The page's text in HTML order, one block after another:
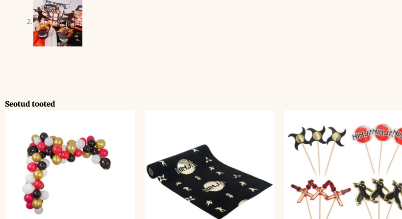
Seotud tooted